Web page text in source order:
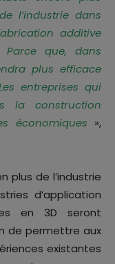
l’industrie dans
additive
Parce que, dans
plus efficace
entreprises qui
la construction
économiques »,
plus de l’industrie
d’application
en 3D seront
de permettre aux
existantes